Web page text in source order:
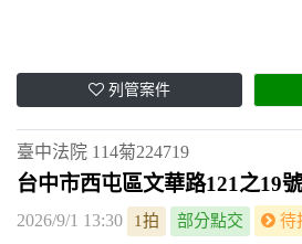
列管案件
臺中法院 114菊224719
台中市西屯區文華路121之19
2026/9/1 13:30 1拍 部分點交 待